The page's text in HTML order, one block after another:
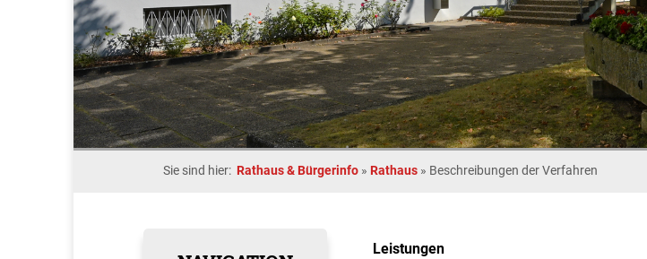
Sie sind hier: Rathaus & Bürgerinfo » Rathaus » Beschreibungen der Verfahren
Leistungen